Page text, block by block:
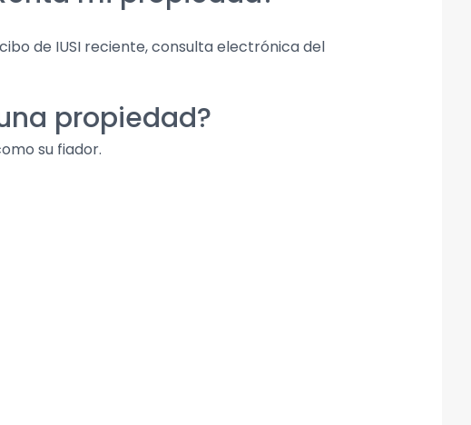
de IUSI reciente, consulta electrónica del
propiedad?
su fiador.